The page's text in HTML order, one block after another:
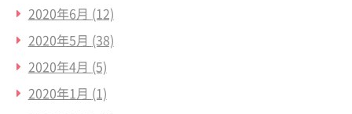
2020年6月 (12)
2020年5月 (38)
2020年4月 (5)
2020年1月 (1)